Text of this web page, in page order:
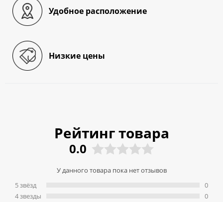
Удобное расположение
Низкие цены
Рейтинг товара
0.0
У данного товара пока нет отзывов
5 звёзд
4 звeзды
0
0